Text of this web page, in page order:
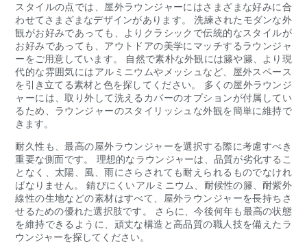
スタイルの点では、屋外ラウンジャーにはさまざまな好みに合
わせてさまざまなデザインがあります。 洗練されたモダンな外
観がお好みであっても、よりクラシックで伝統的なスタイルが
お好みであっても、アウトドアの美学にマッチするラウンジャ
ーをご用意しています。 自然で素朴な外観には籐や籐、より現
代的な雰囲気にはアルミニウムやメッシュなど、屋外スペース
を引き立てる素材と色を探してください。 多くの屋外ラウンジ
ャーには、取り外して洗えるカバーのオプションが付属してい
るため、ラウンジャーのスタイリッシュな外観を簡単に維持で
きます。
耐久性も、最高の屋外ラウンジャーを選択する際に考慮すべき
重要な側面です。 理想的なラウンジャーは、品質が劣化するこ
となく、太陽、風、雨にさらされても耐えられるものでなけれ
ばなりません。 錆びにくいアルミニウム、耐候性の籐、耐紫外
線性の生地などの素材はすべて、屋外ラウンジャーを長持ちさ
せるための優れた選択肢です。 さらに、今後何年も最高の状態
を維持できるように、頑丈な構造と高品質の職人技を備えたラ
ウンジャーを探してください。